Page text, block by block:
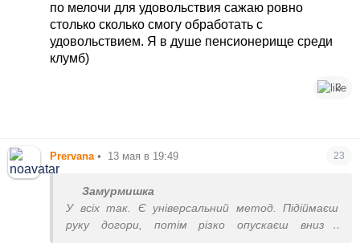
по мелочи для удовольствия сажаю ровно
столько сколько смогу обработать с
удовольствием. Я в душе пенсионерище среди
клумб)
3
Prervana • 13 мая в 19:49 23
Замурмишка
У всіх так. Є універсальний метод. Підіймаєш
руку догори, потім різко опускаєш вниз і